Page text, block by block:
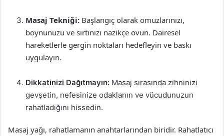
Masaj Tekniği: Başlangıç olarak omuzlarınızı,
boynunuzu ve sırtınızı nazikçe ovun. Dairesel
hareketlerle gergin noktaları hedefleyin ve baskı
uygulayın.
Dikkatinizi Dağıtmayın: Masaj sırasında zihninizi
gevşetin, nefesinize odaklanın ve vücudunuzun
rahatladığını hissedin.
Masaj yağı, rahatlamanın anahtarlarından biridir. Rahatlatıcı